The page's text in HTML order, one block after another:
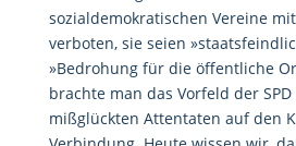
sozialdemokratischen Vereine
verboten, sie seien
»Bedrohung für die öffentliche
brachte man das Vorfeld der
mißglückten Attentaten auf den